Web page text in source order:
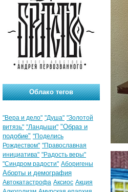
Облако тегов
"Вера и дело" "Душа" "Золотой
витязь" "Ландыши" "Образ и
подобие" "Поделись
Рождеством" "Православная
инициатива" "Радость веры"
"Синдром радости" Аборигены
Аборты и демография
Автокатастрофа Аксиос Акция